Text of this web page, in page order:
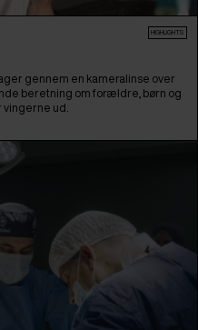
HIGHLIGHTS
gennem en kameralinse over
beretning om forældre, børn og
ud.